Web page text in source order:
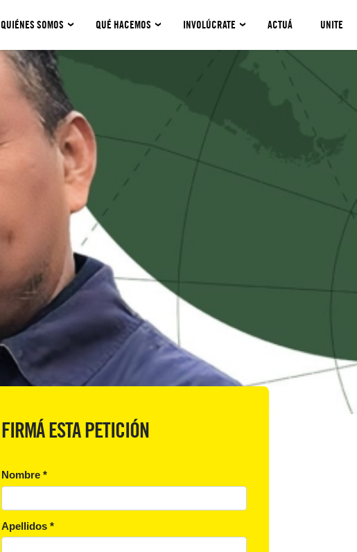
QUIÉNES SOMOS QUÉ HACEMOS INVOLÚCRATE ACTUÁ UNITE
FIRMÁ ESTA PETICIÓN
Nombre *
Apellidos *